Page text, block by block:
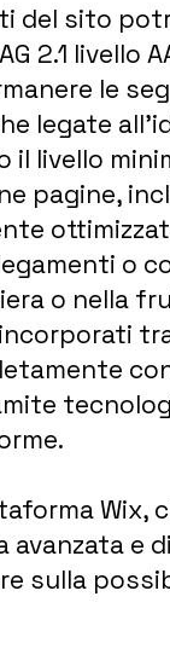
del sito
2.1 livello
le
legate
il livello
pagine,
o
o nella
Wix,
avanzata
sulla